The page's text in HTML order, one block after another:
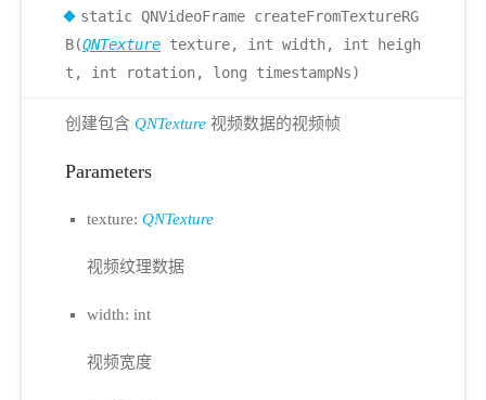
static QNVideoFrame createFromTextureRG
B(QNTexture texture, int width, int heigh
t, int rotation, long timestampNs)
创建包含 QNTexture 视频数据的视频帧
Parameters
texture: QNTexture
视频纹理数据
width: int
视频宽度